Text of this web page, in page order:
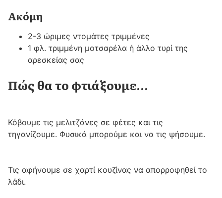
Ακόμη
2-3 ώριμες ντομάτες τριμμένες
1 φλ. τριμμένη μοτσαρέλα ή άλλο τυρί της
αρεσκείας σας
Πώς θα το φτιάξουμε…
Κόβουμε τις μελιτζάνες σε φέτες και τις
τηγανίζουμε. Φυσικά μπορούμε και να τις ψήσουμε.
Τις αφήνουμε σε χαρτί κουζίνας να απορροφηθεί το
λάδι.